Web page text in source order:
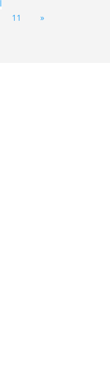
11 »